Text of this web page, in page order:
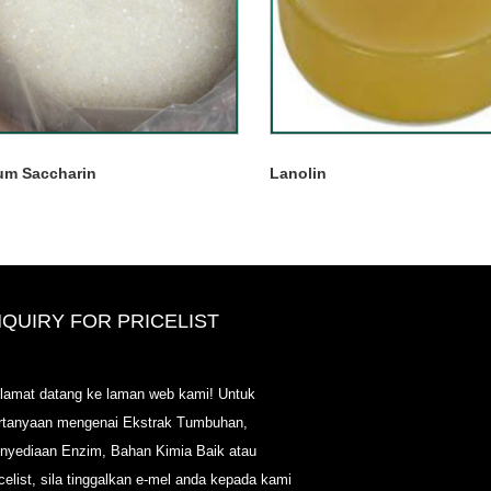
Saccharin Lanolin
FOR PRICELIST
datang ke laman web kami! Untuk
mengenai Ekstrak Tumbuhan,
Enzim, Bahan Kimia Baik atau
sila tinggalkan e-mel anda kepada kami
bahan dan produk penting untuk nutraseutikal, makanan